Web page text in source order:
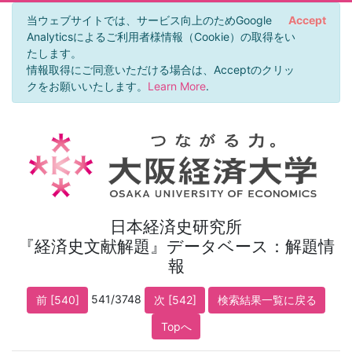
当ウェブサイトでは、サービス向上のためGoogle
Analyticsによるご利用者様情報（Cookie）の取得をい
たします。
情報取得にご同意いただける場合は、Acceptのクリッ
クをお願いいたします。 Learn More.
Accept
日本経済史研究所
『経済史文献解題』データベース：解題情
報
前 [540] 541/3748 次 [542]
検索結果一覧に戻る
Topへ